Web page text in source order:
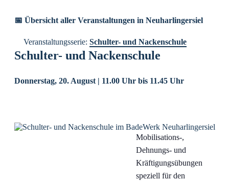
📅 Übersicht aller Veranstaltungen in Neuharlingersiel
Veranstaltungsserie: Schulter- und Nackenschule
Schulter- und Nackenschule
Donnerstag, 20. August | 11.00 Uhr bis 11.45 Uhr
Mobilisations-,
Dehnungs- und
Kräftigungsübungen
speziell für den